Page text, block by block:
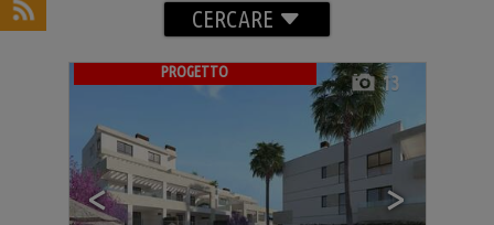
CERCARE
PROGETTO
< >
13